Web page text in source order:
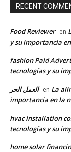
RECENT
Food Reviewer en
y su importancia
fashion Paid
tecnologías y su
العمل الحر en La
importancia en la
hvac installation
tecnologías y su
home solar